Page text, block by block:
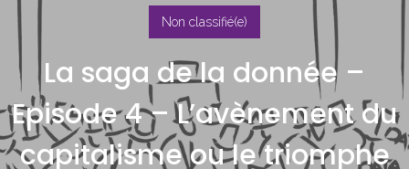
Non classifié(e)
La saga de la donnée –
Episode 4 – L’avènement du
capitalisme ou le triomphe